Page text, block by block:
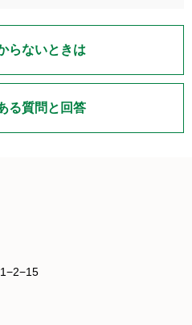
らないときは
る質問と回答